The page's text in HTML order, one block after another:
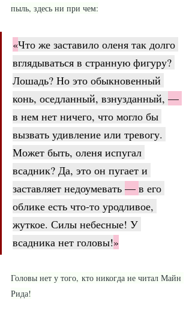
пыль, здесь ни при чем:
«Что же заставило оленя так долго
вглядываться в странную фигуру?
Лошадь? Но это обыкновенный
конь, оседланный, взнузданный, —
в нем нет ничего, что могло бы
вызвать удивление или тревогу.
Может быть, оленя испугал
всадник? Да, это он пугает и
заставляет недоумевать — в его
облике есть что-то уродливое,
жуткое. Силы небесные! У
всадника нет головы!»
Го­ло­вы нет у то­го, кто ни­ког­да не чи­тал Майн
Ри­да!